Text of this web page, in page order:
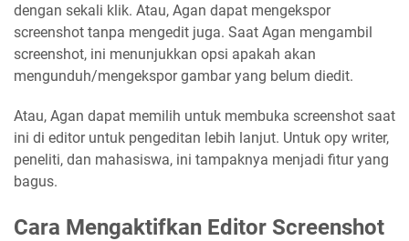
dengan sekali klik. Atau, Agan dapat mengekspor
screenshot tanpa mengedit juga. Saat Agan mengambil
screenshot, ini menunjukkan opsi apakah akan
mengunduh/mengekspor gambar yang belum diedit.
Atau, Agan dapat memilih untuk membuka screenshot saat
ini di editor untuk pengeditan lebih lanjut. Untuk opy writer,
peneliti, dan mahasiswa, ini tampaknya menjadi fitur yang
bagus.
Cara Mengaktifkan Editor Screenshot